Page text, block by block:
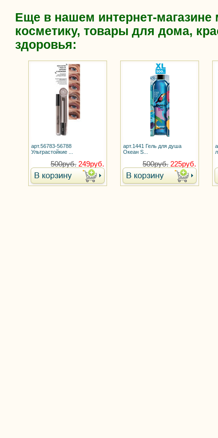
Еще в нашем интернет-магазине
косметику, товары для дома,
здоровья:
арт.56783-56788
Ультрастойкие ...
500руб. 249руб.
арт.1441 Гель для душа
Океан S...
500руб. 225руб.